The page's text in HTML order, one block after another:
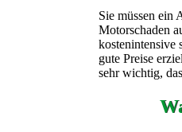
Sie müssen ein
Motorschaden
kostenintensive
gute Preise
sehr wichtig,